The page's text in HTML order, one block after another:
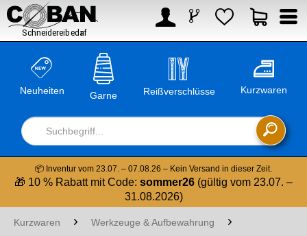
 

Neuheiten Garne

Reißverschlüsse Kurzwaren
📦 Inventur vom 23.07. – 07.08.26 – Kein Versand in dieser Zeit.
🎁 10 % Rabatt mit Code: sommer26 (gültig vom 23.07. –
31.08.2026)
Kurzwaren Werkzeuge & Aufbewahrung